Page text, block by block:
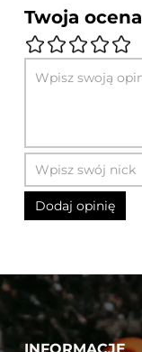
Twoja ocena